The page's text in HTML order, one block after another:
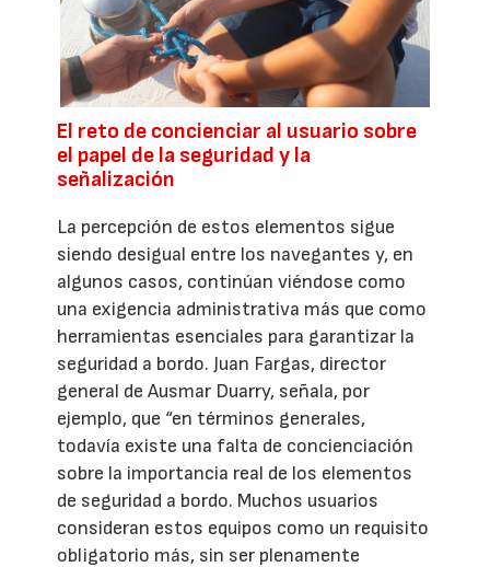
El reto de concienciar al usuario sobre
el papel de la seguridad y la
señalización
La percepción de estos elementos sigue
siendo desigual entre los navegantes y, en
algunos casos, continúan viéndose como
una exigencia administrativa más que como
herramientas esenciales para garantizar la
seguridad a bordo. Juan Fargas, director
general de Ausmar Duarry, señala, por
ejemplo, que “en términos generales,
todavía existe una falta de concienciación
sobre la importancia real de los elementos
de seguridad a bordo. Muchos usuarios
consideran estos equipos como un requisito
obligatorio más, sin ser plenamente